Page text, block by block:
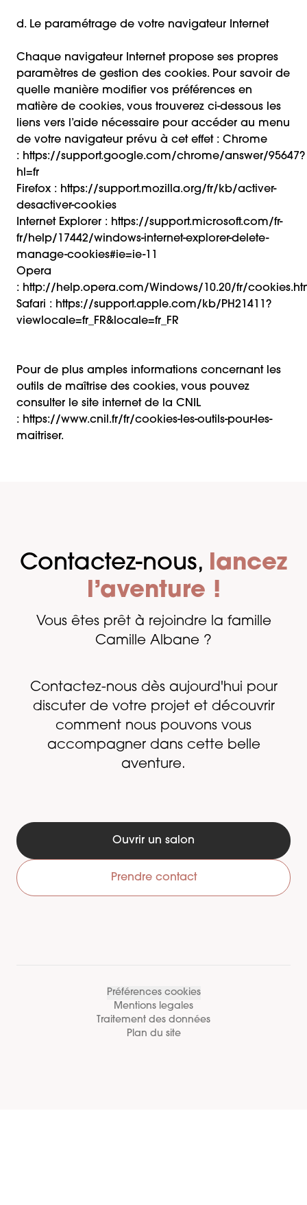
d. Le paramétrage de votre navigateur Internet
Chaque navigateur Internet propose ses propres
paramètres de gestion des cookies. Pour savoir de
quelle manière modifier vos préférences en
matière de cookies, vous trouverez ci-dessous les
liens vers l’aide nécessaire pour accéder au menu
de votre navigateur prévu à cet effet : Chrome
: https://support.google.com/chrome/answer/95647?
hl=fr
Firefox : https://support.mozilla.org/fr/kb/activer-
desactiver-cookies
Internet Explorer : https://support.microsoft.com/fr-
fr/help/17442/windows-internet-explorer-delete-
manage-cookies#ie=ie-11
Opera
: http://help.opera.com/Windows/10.20/fr/
Safari : https://support.apple.com/kb/PH21411?
viewlocale=fr_FR&locale=fr_FR
Pour de plus amples informations concernant les
outils de maîtrise des cookies, vous pouvez
consulter le site internet de la CNIL
: https://www.cnil.fr/fr/cookies-les-outils-pour-les-
maitriser.
Contactez-nous, lancez
l’aventure !
Vous êtes prêt à rejoindre la famille
Camille Albane ?
Contactez-nous dès aujourd'hui pour
discuter de votre projet et découvrir
comment nous pouvons vous
accompagner dans cette belle
aventure.
Ouvrir un salon
Prendre contact
Préférences cookies
Mentions legales
Traitement des données
Plan du site